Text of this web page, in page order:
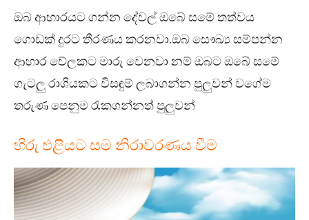
ඔබ ආහාරයට ගන්න දේවල් ඔබේ සමේ තත්වය
ගොඩක් දුරට තීරණය කරනවා.ඔබ සෞඛ්‍ය සම්පන්න
ආහාර වේලකට මාරු වෙනවා නම් ඔබට ඔබේ සමේ
ගැටලු රාශියකට විසඳුම් ලබාගන්න පුලුවන් වගේම
තරුණ පෙනුම රැකගන්නත් පුලුවන්
හිරු එළියට සම නිරාවරණය වීම